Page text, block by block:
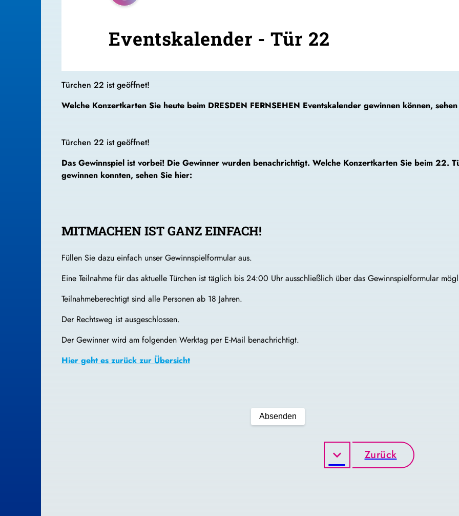
Eventskalender - Tür 22
Türchen 22 ist geöffnet!
Welche Konzertkarten Sie heute beim DRESDEN FERNSEHEN Eventskalender gewinnen können,
Türchen 22 ist geöffnet!
Das Gewinnspiel ist vorbei! Die Gewinner wurden benachrichtigt. Welche Konzertkarten Sie beim 22.
gewinnen konnten, sehen Sie hier:
MITMACHEN IST GANZ EINFACH!
Füllen Sie dazu einfach unser Gewinnspielformular aus.
Eine Teilnahme für das aktuelle Türchen ist täglich bis 24:00 Uhr ausschließlich über das Gewinnspielformular
Teilnahmeberechtigt sind alle Personen ab 18 Jahren.
Der Rechtsweg ist ausgeschlossen.
Der Gewinner wird am folgenden Werktag per E-Mail benachrichtigt.
Hier geht es zurück zur Übersicht
Zurück